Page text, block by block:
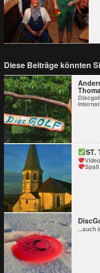
Diese Beiträge könnten
ST.
...auch